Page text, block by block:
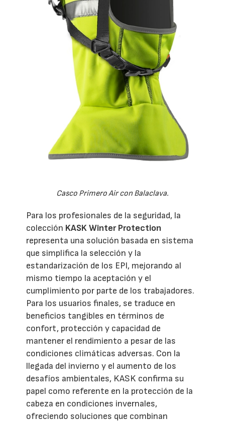
Casco Primero Air con Balaclava.
Para los profesionales de la seguridad, la
colección KASK Winter Protection
representa una solución basada en sistema
que simplifica la selección y la
estandarización de los EPI, mejorando al
mismo tiempo la aceptación y el
cumplimiento por parte de los trabajadores.
Para los usuarios finales, se traduce en
beneficios tangibles en términos de
confort, protección y capacidad de
mantener el rendimiento a pesar de las
condiciones climáticas adversas. Con la
llegada del invierno y el aumento de los
desafíos ambientales, KASK confirma su
papel como referente en la protección de la
cabeza en condiciones invernales,
ofreciendo soluciones que combinan